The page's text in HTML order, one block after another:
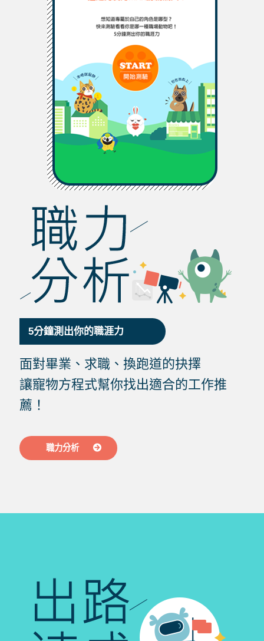
5分鐘測出你的職涯力
面對畢業、求職、換跑道的抉擇
讓寵物方程式幫你找出適合的工作推
薦！
職力分析